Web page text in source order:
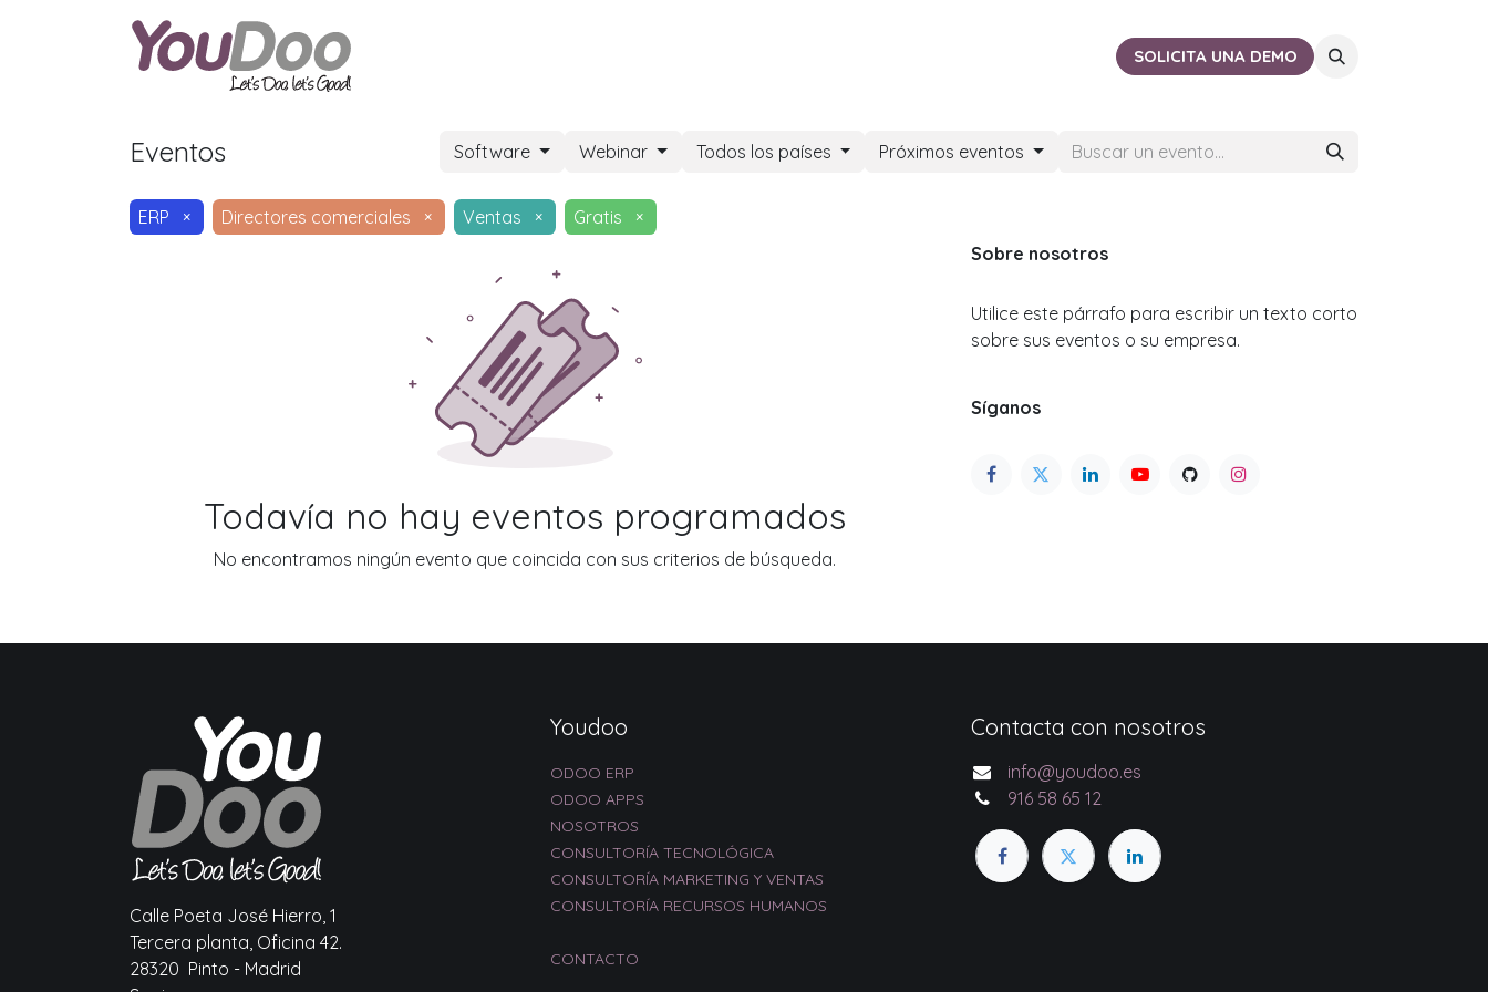
CERCA DE TISOLICITA UNA DEMO
Eventos Software Webinar Todos los países Próximos eventos
ERP × Directores comerciales × Ventas × Gratis ×
Todavía no hay eventos programados
No encontramos ningún evento que coincida con sus criterios de búsqueda.
Sobre nosotros
Utilice este párrafo para escribir un texto corto
sobre sus eventos o su empresa.
Síganos
Calle Poeta José Hierro, 1
Tercera planta, Oficina 42.
28320 Pinto - Madrid
Youdoo
ODOO ERP
ODOO APPS
NOSOTROS
CONSULTORÍA TECNOLÓGICA
CONSULTORÍA MARKETING Y VENTAS
CONSULTORÍA RECURSOS HUMANOS
CONTACTO
Contacta con nosotros
info@youdoo.es
916 58 65 12